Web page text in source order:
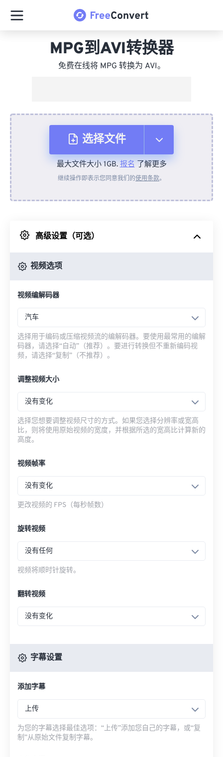
MPG到AVI转换器
免费在线将 MPG 转换为 AVI。
选择文件
从设备
来自 Google Drive
最大文件大小 1GB.报名了解更多
继续操作即表示您同意我们的使用条款。
高级设置（可选）
视频选项
视频编解码器
汽车
选择用于编码或压缩视频流的编解码器。要使用最常用的编解
码器，请选择“自动”（推荐）。要进行转换但不重新编码视
频，请选择“复制”（不推荐）。
调整视频大小
没有变化
选择您想要调整视频尺寸的方式。如果您选择分辨率或宽高
比，则将使用原始视频的宽度，并根据所选的宽高比计算新的
高度。
视频帧率
没有变化
更改视频的 FPS（每秒帧数）
旋转视频
没有任何
视频将顺时针旋转。
翻转视频
没有变化
字幕设置
添加字幕
上传
为您的字幕选择最佳选项：“上传”添加您自己的字幕，或“复
制”从原始文件复制字幕。